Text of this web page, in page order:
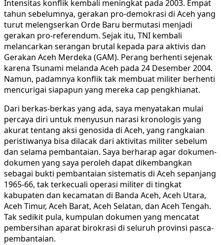
Intensitas konflik kembali meningkat pada 2003. Empat
tahun sebelumnya, gerakan pro-demokrasi di Aceh yang
turut melengserkan Orde Baru bermutasi menjadi
gerakan pro-referendum. Sejak itu, TNI kembali
melancarkan serangan brutal kepada para aktivis dan
Gerakan Aceh Merdeka (GAM). Perang berhenti sejenak
karena Tsunami melanda Aceh pada 24 Desember 2004.
Namun, padamnya konflik tak membuat militer berhenti
mencurigai siapapun yang mereka cap pengkhianat.
Dari berkas-berkas yang ada, saya menyatakan mulai
percaya diri untuk menyusun narasi kronologis yang
akurat tentang aksi genosida di Aceh, yang rangkaian
peristiwanya bisa dilacak dari aktivitas militer sebelum
dan selama pembantaian. Saya berharap agar dokumen-
dokumen yang saya peroleh dapat dikembangkan
sebagai bukti pembantaian sistematis di Aceh sepanjang
1965-66, tak terkecuali operasi militer di tingkat
kabupaten dan kecamatan di Banda Aceh, Aceh Utara,
Aceh Timur, Aceh Barat, Aceh Selatan, dan Aceh Tengah.
Tak sedikit pula, kumpulan dokumen yang mencatat
pembersihan aparat birokrasi di seluruh provinsi pasca-
pembantaian.